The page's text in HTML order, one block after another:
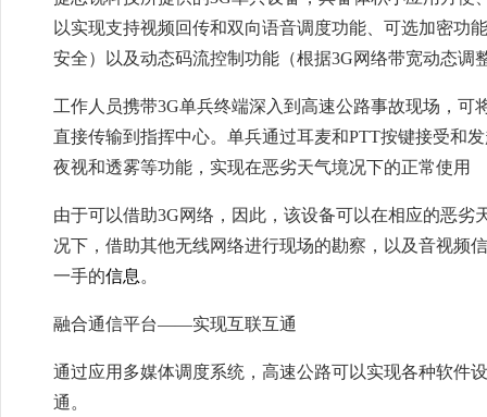
以实现支持视频回传和双向语音调度功能、可选加密功
安全）以及动态码流控制功能（根据3G网络带宽动态调
工作人员携带3G单兵终端深入到高速公路事故现场，
直接传输到指挥中心。单兵通过耳麦和PTT按键接受和
夜视和透雾等功能，实现在恶劣天气境况下的正常使用
由于可以借助3G网络，因此，该设备可以在相应的恶
况下，借助其他无线网络进行现场的勘察，以及音视频
一手的信息 。
融合通信平台——实现互联互通
通过应用多媒体调度系统，高速公路可以实现各种软件
通。